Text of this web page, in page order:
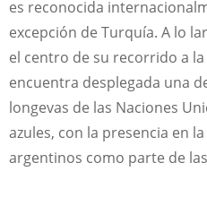
es reconocida
excepción de Turquía. A lo
el centro de su recorrido a
encuentra desplegada una
longevas de las Naciones
azules, con la presencia en
argentinos como parte de